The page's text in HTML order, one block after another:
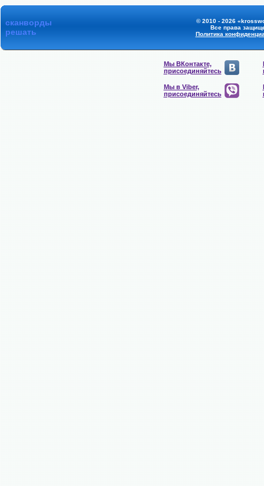
сканворды
решать
© 2010 - 2026
Все права
Политика
Мы ВКонтакте,
присоединяйтесь
Мы в Viber,
присоединяйтесь